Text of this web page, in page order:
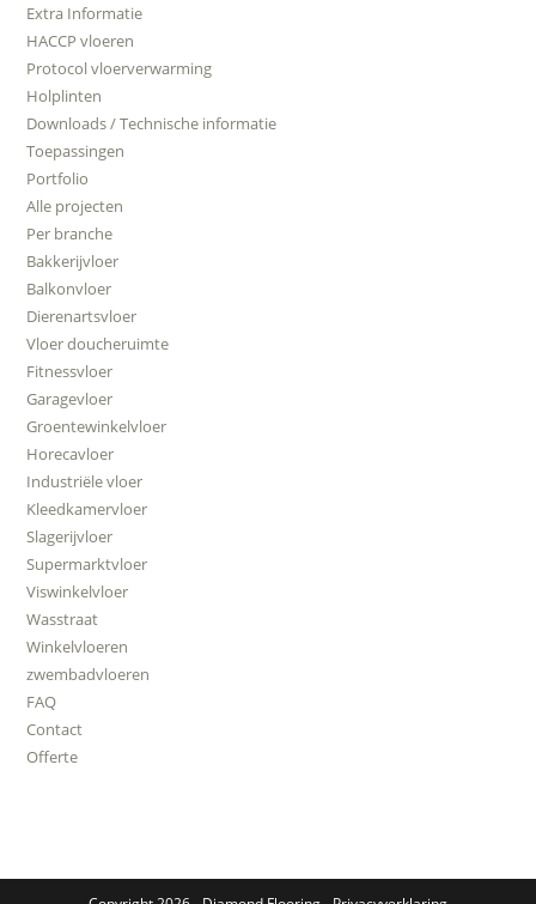
Extra Informatie
HACCP vloeren
Protocol vloerverwarming
Holplinten
Downloads / Technische informatie
Toepassingen
Portfolio
Alle projecten
Per branche
Bakkerijvloer
Balkonvloer
Dierenartsvloer
Vloer doucheruimte
Fitnessvloer
Garagevloer
Groentewinkelvloer
Horecavloer
Industriële vloer
Kleedkamervloer
Slagerijvloer
Supermarktvloer
Viswinkelvloer
Wasstraat
Winkelvloeren
zwembadvloeren
FAQ
Contact
Offerte